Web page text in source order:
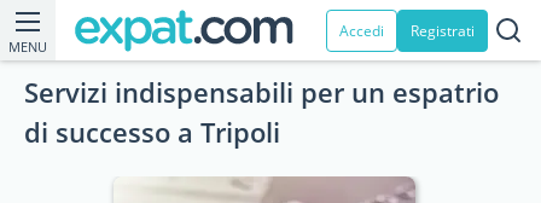
MENU
Accedi Registrati
Servizi indispensabili per un espatrio
di successo a Tripoli